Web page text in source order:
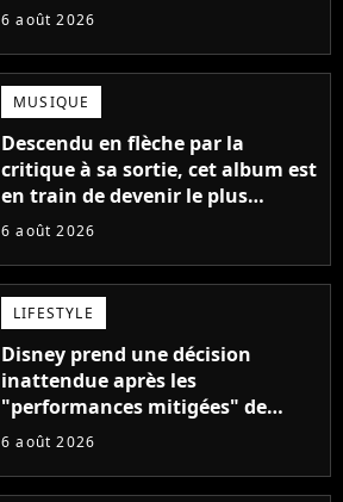
6 août 2026
MUSIQUE
Descendu en flèche par la
critique à sa sortie, cet album est
en train de devenir le plus
populaire de son auteur
6 août 2026
LIFESTYLE
Disney prend une décision
inattendue après les
"performances mitigées" de
Vaiana et The Mandalorian &
6 août 2026